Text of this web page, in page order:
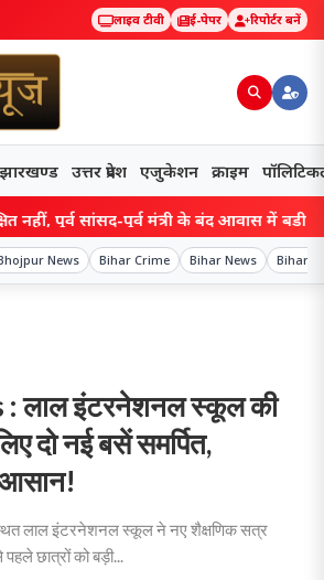
लाइव टीवी ई-पेपर रिपोर्टर बनें
झारखण्ड उत्तर प्रदेश एजुकेशन क्राइम
सांसद-पूर्व मंत्री के बंद आवास में बड़ी चोरी!
News Bihar Crime Bihar News Bihar
लाल इंटरनेशनल स्कूल की
दो नई बसें समर्पित,
लाल इंटरनेशनल स्कूल ने नए शैक्षणिक सत्र
छात्रों को बड़ी...